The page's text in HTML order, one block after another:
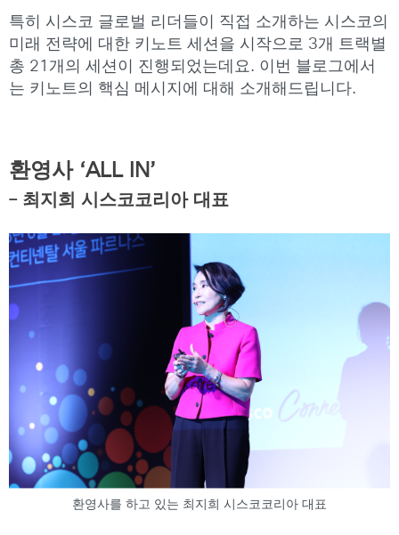
특히 시스코 글로벌 리더들이 직접 소개하는 시스코의
미래 전략에 대한 키노트 세션을 시작으로 3개 트랙별
총 21개의 세션이 진행되었는데요. 이번 블로그에서
는 키노트의 핵심 메시지에 대해 소개해드립니다.
환영사 ‘ALL IN’
– 최지희 시스코코리아 대표
환영사를 하고 있는 최지희 시스코코리아 대표